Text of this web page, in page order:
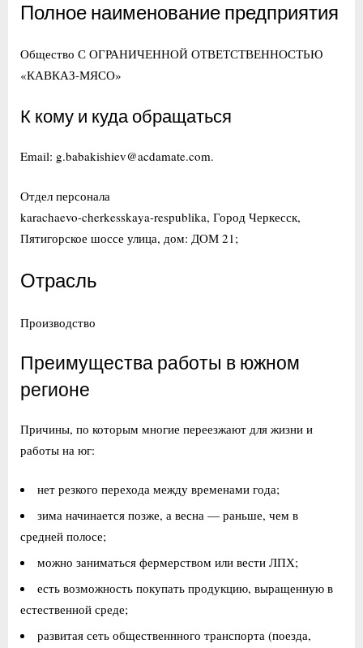
Полное наименование предприятия
Общество С ОГРАНИЧЕННОЙ ОТВЕТСТВЕННОСТЬЮ
«КАВКАЗ-МЯСО»
К кому и куда обращаться
Email: g.babakishiev@acdamate.com.
Отдел персонала
karachaevo-cherkesskaya-respublika, Город Черкесск,
Пятигорское шоссе улица, дом: ДОМ 21;
Отрасль
Производство
Преимущества работы в южном
регионе
Причины, по которым многие переезжают для жизни и
работы на юг:
нет резкого перехода между временами года;
зима начинается позже, а весна — раньше, чем в
средней полосе;
можно заниматься фермерством или вести ЛПХ;
есть возможность покупать продукцию, выращенную в
естественной среде;
развитая сеть общественнного транспорта (поезда,